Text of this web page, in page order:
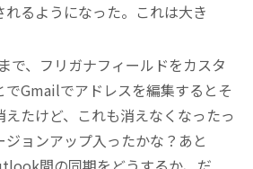
れるようになった。これは大き
で、フリガナフィールドをカスタ
でGmailでアドレスを編集するとそ
えたけど、これも消えなくなったっ
ョンアップ入ったかな？あと